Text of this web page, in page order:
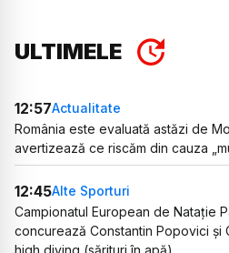
ULTIMELE
12:57Actualitate
România este evaluată astăzi de
avertizează ce riscăm din cauza
12:45Alte Sporturi
Campionatul European de Natație
concurează Constantin Popovici și
high diving (sărituri în apă)